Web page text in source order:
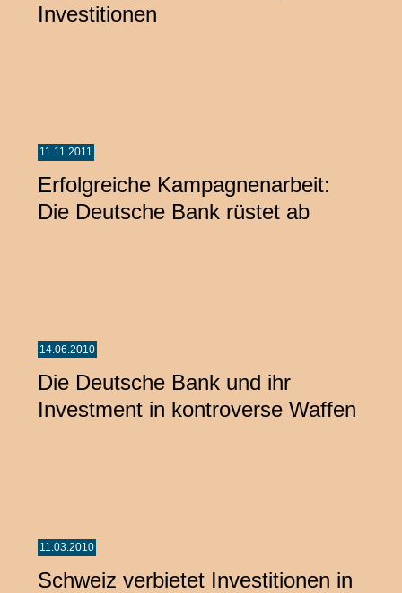
Investitionen
11.11.2011
Erfolgreiche Kampagnenarbeit:
Die Deutsche Bank rüstet ab
14.06.2010
Die Deutsche Bank und ihr
Investment in kontroverse Waffen
11.03.2010
Schweiz verbietet Investitionen in